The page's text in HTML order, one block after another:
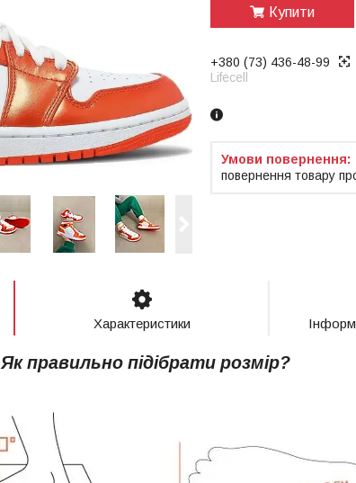
Купити
+380 (73) 436-48-99
Lifecell
повернення товару
Характеристики
Як правильно підібрати розмір?